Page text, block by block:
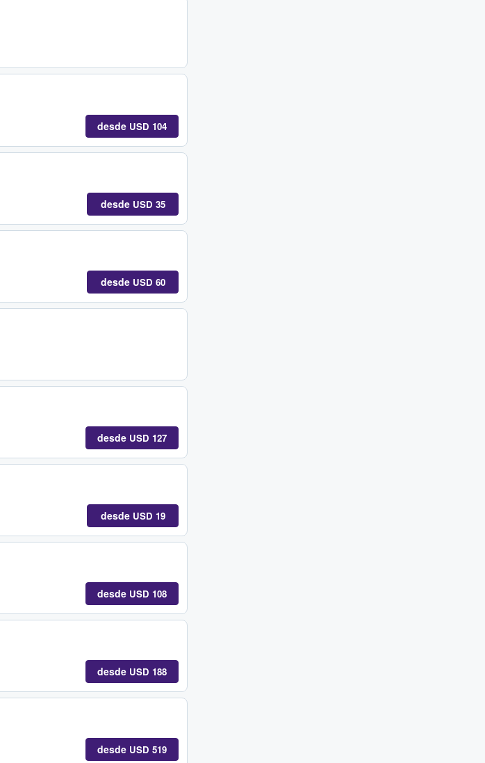
desde USD 104
desde USD 35
desde USD 60
desde USD 127
desde USD 19
desde USD 108
desde USD 188
desde USD 519